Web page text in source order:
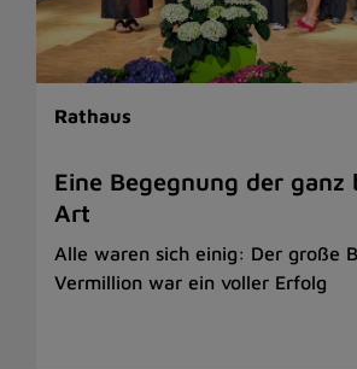
Rathaus
Eine Begegnung der ganz
Art
Alle waren sich einig: Der große
Vermillion war ein voller Erfolg